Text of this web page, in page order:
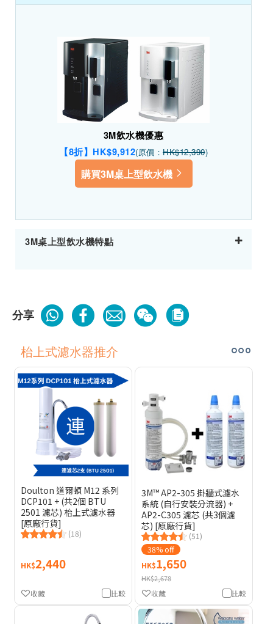
3M飲水機優惠
【8折】HK$9,912(原價： HK$12,390)
購買3M桌上型飲水機
3M桌上型飲水機特點
分享
枱上式濾水器推介
Doulton 道爾頓 M12 系列
DCP101 + (共2個 BTU
2501 濾芯) 枱上式濾水器
[原廠行貨]
(18)
HK$2,440
比較
收藏
3M™ AP2-305 掛牆式濾水
系統 (自行安裝分流器) +
AP2-C305 濾芯 (共3個濾
芯) [原廠行貨]
(51)
38% off
HK$1,650
HK$2,678
比較
收藏